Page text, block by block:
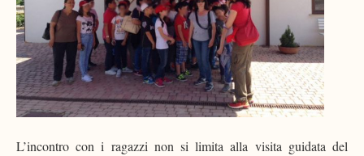
L’incontro con i ragazzi non si limita alla visita guidata del